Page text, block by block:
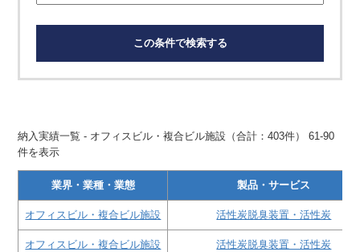
この条件で検索する
納入実績一覧 - オフィスビル・複合ビル施設（合計：403件） 61-90
件を表示
業界・業種・業態 製品・サービス
オフィスビル・複合ビル施設 活性炭脱臭装置・活性炭
オフィスビル・複合ビル施設 活性炭脱臭装置・活性炭